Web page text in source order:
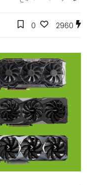
2960
0